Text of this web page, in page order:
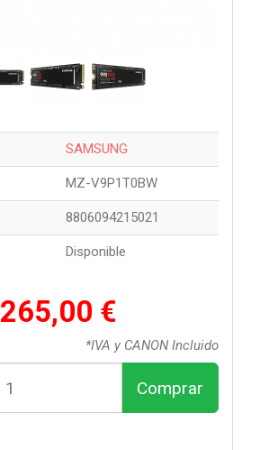
SAMSUNG
MZ-V9P1T0BW
8806094215021
Disponible
265,00 €
*IVA y CANON Incluido
Comprar